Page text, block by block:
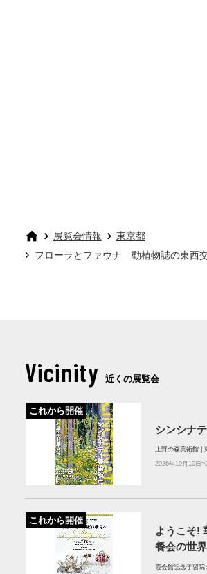
展覧会情報
東京都
フローラとファウナ 動植物誌の東西
Vicinity 近くの展覧会
これから開催
シンシナ
上野の森美術館 |
2026年10月10日
これから開催
ようこそ!
餐会の世
霞会館記念学習